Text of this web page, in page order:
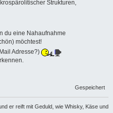
Strukturen,
du eine Nahaufnahme
möchtest!
Adresse?)
Gespeichert
er reift mit Geduld, wie Whisky, Käse und